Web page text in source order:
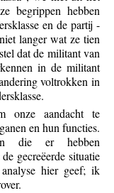
begrippen hebben
en de partij -
langer wat ze tien
dat de militant van
in de militant
voltrokken in
onze aandacht te
en hun functies.
die er hebben
gecreëerde situatie
hier geef; ik